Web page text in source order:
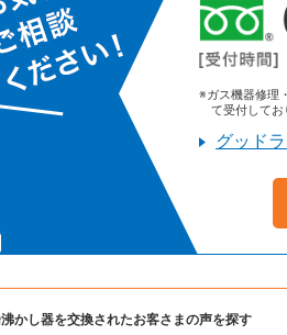
※ガス機器修理
て受付してお
グッド
かし器を交換されたお客さまの声を探す